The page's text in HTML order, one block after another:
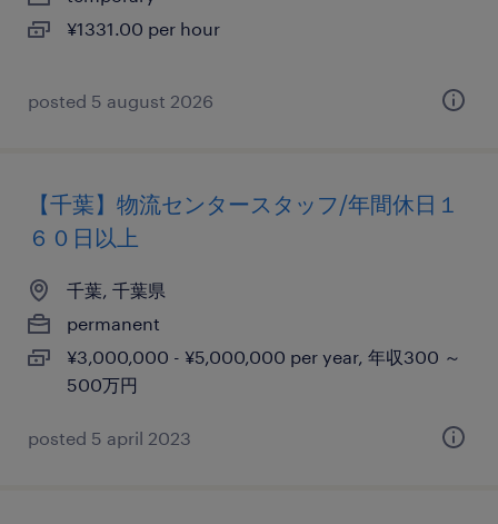
¥1331.00 per hour
posted 5 august 2026
【千葉】物流センタースタッフ/年間休日１
６０日以上
千葉, 千葉県
permanent
¥3,000,000 - ¥5,000,000 per year, 年収300 ～
500万円
posted 5 april 2023